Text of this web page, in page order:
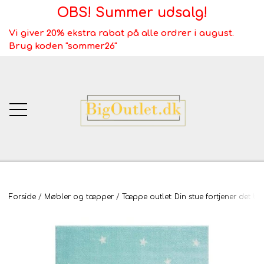
OBS! Summer udsalg!
Vi giver 20% ekstra rabat på alle ordrer i august.
Brug koden "sommer26"
BigOutlet.dk
Webshop ALT
Forside Møbler og tæpper Tæppe outlet: Din stue fortjener det